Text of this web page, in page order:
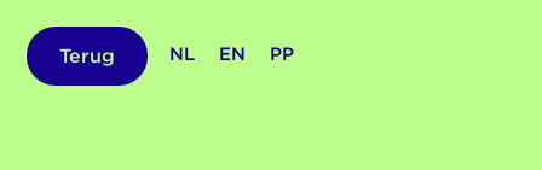
Terug NL EN PP